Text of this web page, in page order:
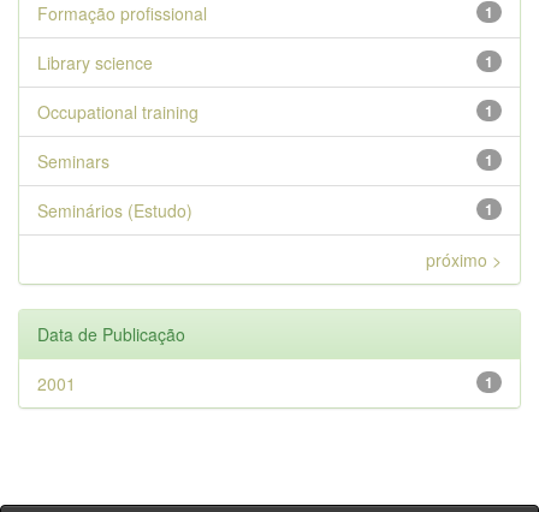
1
Formação profissional
1
Library science
1
Occupational training
1
Seminars
1
Seminários (Estudo)
próximo >
Data de Publicação
1
2001